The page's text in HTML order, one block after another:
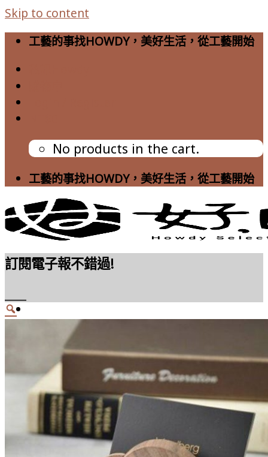
Skip to content
工藝的事找HOWDY，美好生活，從工藝開始
No products in the cart.
工藝的事找HOWDY，美好生活，從工藝開始
挑個禮物給…
給長輩
給情人
給孩子
給毛小孩
給朋友
給外國親友
訂閱電子報不錯過!